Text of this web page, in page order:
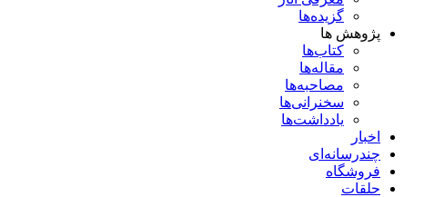
گزیده‌ها
پژوهش ها
کتاب‌ها
مقاله‌ها
مصاحبه‌ها
سخنرانی‌ها
یادداشت‌ها
اخبار
چندرسانه‌ای
فروشگاه
حلقات